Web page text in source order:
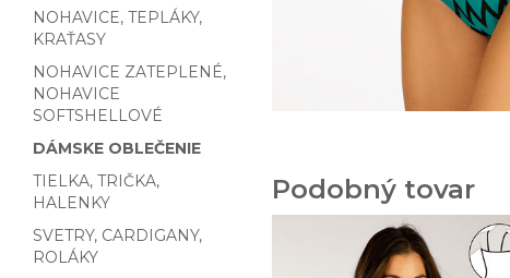
NOHAVICE, TEPLÁKY,
KRAŤASY
NOHAVICE ZATEPLENÉ,
NOHAVICE
SOFTSHELLOVÉ
DÁMSKE OBLEČENIE
TIELKA, TRIČKA,
HALENKY
SVETRY, CARDIGANY,
ROLÁKY
Podobný tovar